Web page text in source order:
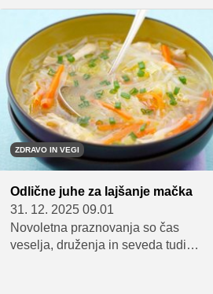
članku predstavljamo recept Sanje
Sirk, ki dokazuje, da so lahko vampi,
pripravljeni na pravi način in iz
kakovostnih sestavin, prava domača
delikatesa, še posebej v kombinaciji
s polento.
ZDRAVO IN VEGI
Odlične juhe za lajšanje mačka
31. 12. 2025 09.01
Novoletna praznovanja so čas
veselja, druženja in seveda tudi